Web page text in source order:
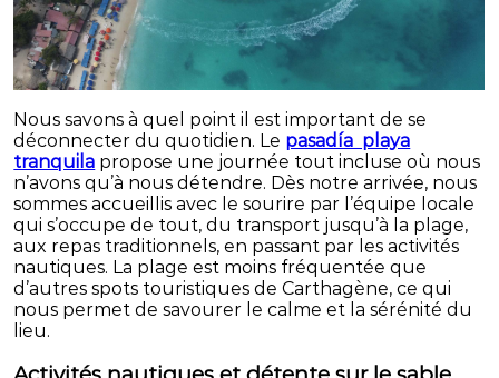
Nous savons à quel point il est important de se
déconnecter du quotidien. Le pasadía playa
tranquila propose une journée tout incluse où nous
n’avons qu’à nous détendre. Dès notre arrivée, nous
sommes accueillis avec le sourire par l’équipe locale
qui s’occupe de tout, du transport jusqu’à la plage,
aux repas traditionnels, en passant par les activités
nautiques. La plage est moins fréquentée que
d’autres spots touristiques de Carthagène, ce qui
nous permet de savourer le calme et la sérénité du
lieu.